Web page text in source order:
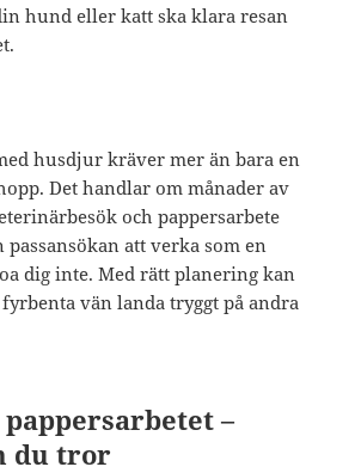
hund eller katt ska klara resan
husdjur kräver mer än bara en
Det handlar om månader av
och pappersarbete
att verka som en
dig inte. Med rätt planering kan
vän landa tryggt på andra
–
du tror